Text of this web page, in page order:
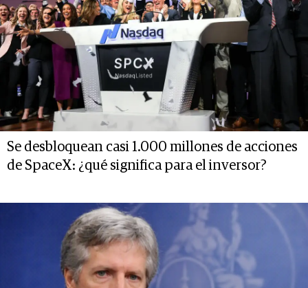
Se desbloquean casi 1.000 millones de acciones
de SpaceX: ¿qué significa para el inversor?